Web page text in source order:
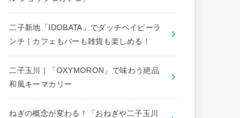
二子新地「IDOBATA」でダッチベイビーラ
ンチ｜カフェもバーも雑貨も楽しめる！
二子玉川｜「OXYMORON」で味わう絶品
和風キーマカリー
ねぎの概念が変わる！「おねぎや二子玉川